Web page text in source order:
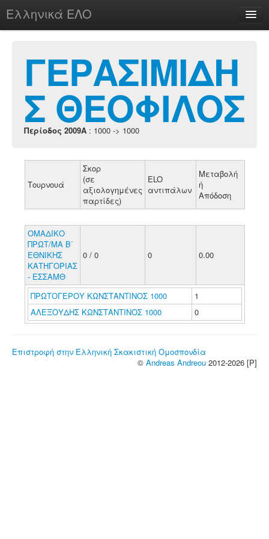
Ελληνικά ΕΛΟ
chesstu.be @ discord
Login
ΓΕΡΑΣΙΜΙΔΗ
Σ ΘΕΟΦΙΛΟΣ
Περίοδος 2009A : 1000 -> 1000
Τουρνουά
Σκορ
(σε
αξιολογημένες
παρτίδες)
ELO
αντιπάλων
Μεταβολή
ή
Απόδοση
ΟΜΑΔΙΚΟ
ΠΡΩΤ/ΜΑ Β΄
ΕΘΝΙΚΗΣ
ΚΑΤΗΓΟΡΙΑΣ
- ΕΣΣΑΜΘ
0 / 0 0 0.00
ΠΡΩΤΟΓΕΡΟΥ ΚΩΝΣΤΑΝΤΙΝΟΣ 1000
1
ΑΛΕΞΟΥΔΗΣ ΚΩΝΣΤΑΝΤΙΝΟΣ 1000
0
Επιστροφή στην Ελληνική Σκακιστική Ομοσπονδία
© Andreas Andreou 2012-2026 [P]